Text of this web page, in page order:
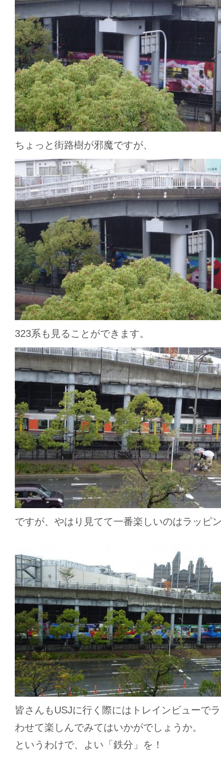
ちょっと街路樹が邪魔ですが、
323系も見ることができます。
ですが、やはり見てて一番楽しいのはラッピ
皆さんもUSJに行く際にはトレインビューで
わせて楽しんでみてはいかがでしょうか。
というわけで、よい「鉄分」を！